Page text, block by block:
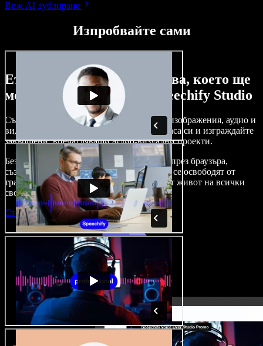
Виж AI дублиране
Изпробвайте сами
Ето само малка част от това, което ще
можете да правите със Speechify Studio
Създавайте дублажи, добавяйте стокови изображения, аудио и
видео без авторски права, клонирайте гласа си и изграждайте
завършени, впечатляващи аудио-визуални проекти.
Без крива на обучение и с достъп изцяло през браузъра,
създателите на съдържание вече могат да се освободят от
традиционните ограничения и да вдъхнат живот на всички
свои креативни идеи.
Стартирай Studio